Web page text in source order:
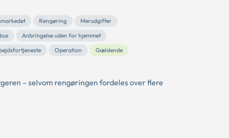
Rengøring
Merudgifter
Anbringelse uden for hjemmet
Operation
Gældende
– selvom rengøringen fordeles over flere